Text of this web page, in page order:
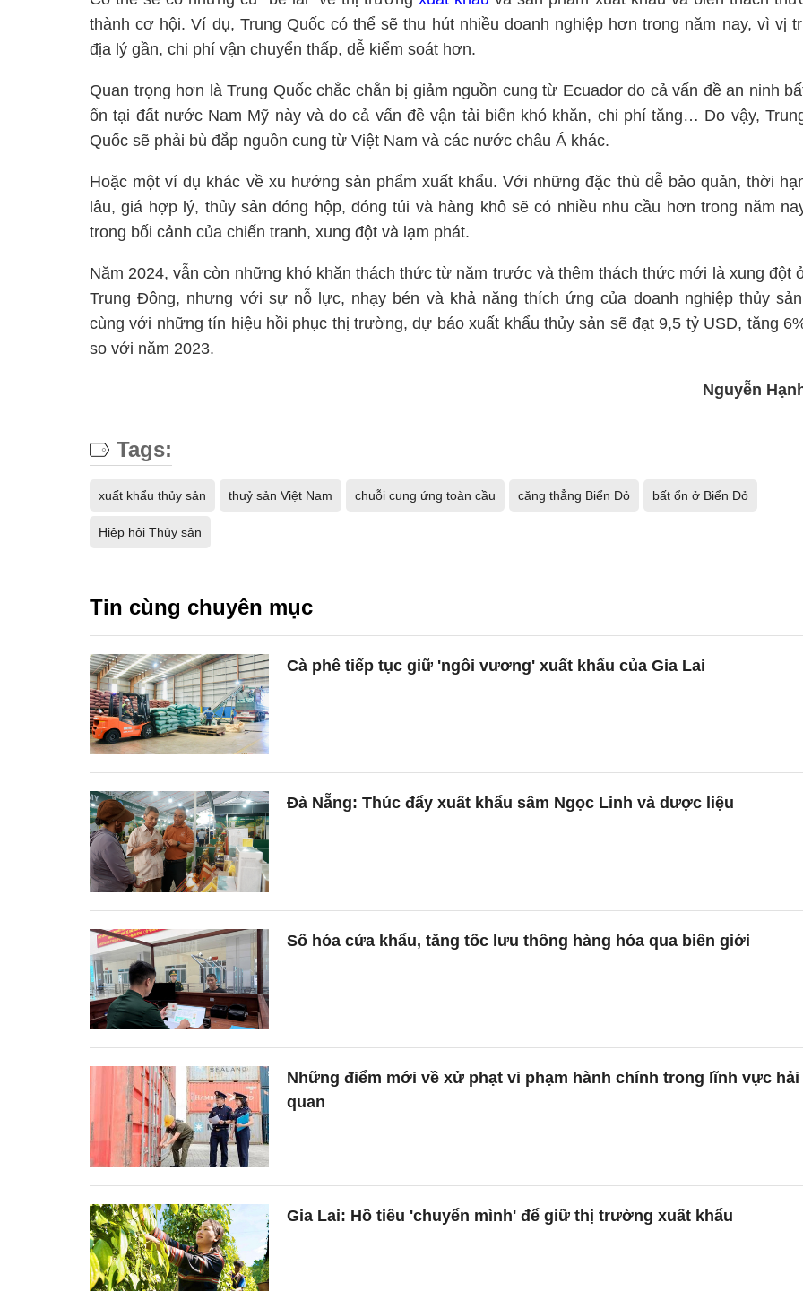
thành cơ hội. Ví dụ, Trung Quốc có thể sẽ thu hút nhiều doanh nghiệp hơn trong năm nay, vì vị
địa lý gần, chi phí vận chuyển thấp, dễ kiểm soát hơn.
Quan trọng hơn là Trung Quốc chắc chắn bị giảm nguồn cung từ Ecuador do cả vấn đề an ninh
ổn tại đất nước Nam Mỹ này và do cả vấn đề vận tải biển khó khăn, chi phí tăng… Do vậy,
Quốc sẽ phải bù đắp nguồn cung từ Việt Nam và các nước châu Á khác.
Hoặc một ví dụ khác về xu hướng sản phẩm xuất khẩu. Với những đặc thù dễ bảo quản, thời
lâu, giá hợp lý, thủy sản đóng hộp, đóng túi và hàng khô sẽ có nhiều nhu cầu hơn trong năm
trong bối cảnh của chiến tranh, xung đột và lạm phát.
Năm 2024, vẫn còn những khó khăn thách thức từ năm trước và thêm thách thức mới là xung đột
Trung Đông, nhưng với sự nỗ lực, nhạy bén và khả năng thích ứng của doanh nghiệp thủy
cùng với những tín hiệu hồi phục thị trường, dự báo xuất khẩu thủy sản sẽ đạt 9,5 tỷ USD, tăng
so với năm 2023.
Nguyễn
Tags:
xuất khẩu thủy sản thuỷ sản Việt Nam chuỗi cung ứng toàn cầu căng thẳng Biển Đỏ bất ổn ở Biển Đỏ
Hiệp hội Thủy sản
Tin cùng chuyên mục
Cà phê tiếp tục giữ 'ngôi vương' xuất khẩu của Gia Lai
Đà Nẵng: Thúc đẩy xuất khẩu sâm Ngọc Linh và dược liệu
Số hóa cửa khẩu, tăng tốc lưu thông hàng hóa qua biên giới
Những điểm mới về xử phạt vi phạm hành chính trong lĩnh vực hải
quan
Gia Lai: Hồ tiêu 'chuyển mình' để giữ thị trường xuất khẩu